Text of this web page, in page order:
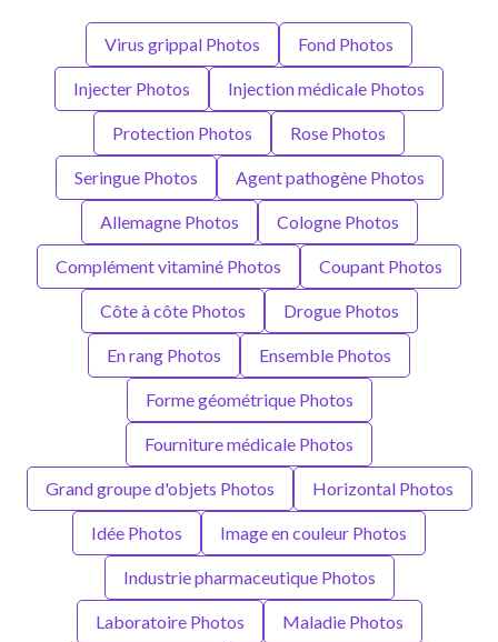
Virus grippal Photos Fond Photos
Injecter Photos Injection médicale Photos
Protection Photos Rose Photos
Seringue Photos Agent pathogène Photos
Allemagne Photos Cologne Photos
Complément vitaminé Photos Coupant Photos
Côte à côte Photos Drogue Photos
En rang Photos Ensemble Photos
Forme géométrique Photos
Fourniture médicale Photos
Grand groupe d'objets Photos Horizontal Photos
Idée Photos Image en couleur Photos
Industrie pharmaceutique Photos
Laboratoire Photos Maladie Photos